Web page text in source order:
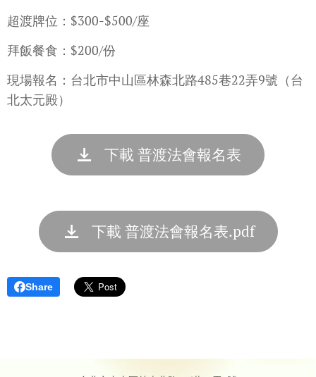
超渡牌位：$300-$500/座
拜飯餐食：$200/份
現場報名：台北市中山區林森北路485巷22弄9號（台
北太元殿）
下載 普渡法會報名表
下載 普渡法會報名表.pdf
Share